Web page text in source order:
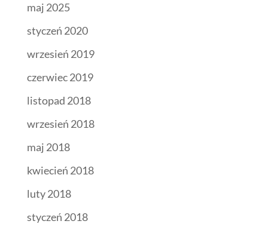
maj 2025
styczeń 2020
wrzesień 2019
czerwiec 2019
listopad 2018
wrzesień 2018
maj 2018
kwiecień 2018
luty 2018
styczeń 2018